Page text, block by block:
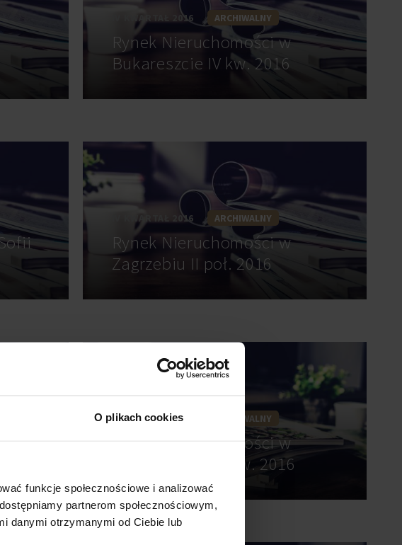
O plikach cookies
funkcje społecznościowe i analizować
partnerom społecznościowym,
danymi otrzymanymi od Ciebie lub
IV KWARTAŁ 2016 ARCHIWALNY
Rynek Nieruchomości w
Bukareszcie IV kw. 2016
IV KWARTAŁ 2016 ARCHIWALNY
Rynek Nieruchomości w
Zagrzebiu II poł. 2016
IV KWARTAŁ 2016 ARCHIWALNY
Rynek Nieruchomości w
Budapeszcie IV kw. 2016